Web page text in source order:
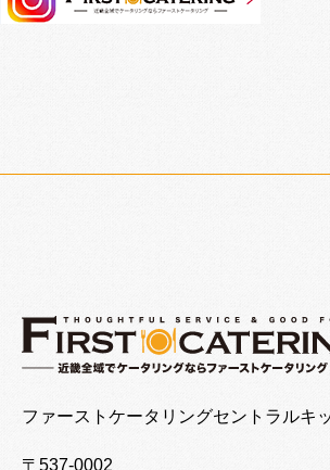
ファーストケータリングセントラルキ
〒537-0002